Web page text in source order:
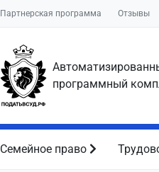
Партнерская программа Отзывы
программный
Семейное право